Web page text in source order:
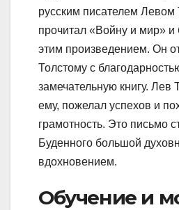
русским писателем
прочитал «Войну и мир» и
этим произведением. Он
Толстому с
замечательную книгу. Лев
ему, пожелал успехов и
грамотность. Это письмо
Буденного большой
вдохновением.
Обучение и